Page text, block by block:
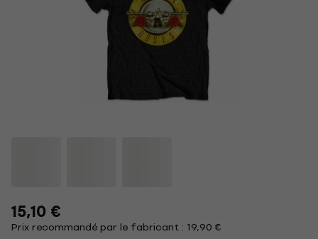
15,10 €
Prix recommandé par le fabricant : 19,90 €